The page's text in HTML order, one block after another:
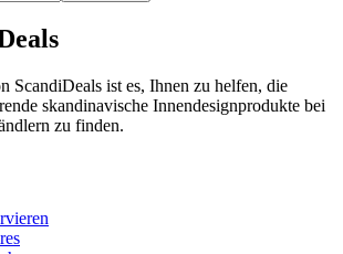
ScandiDeals ist es, Ihnen zu helfen, die
skandinavische Innendesignprodukte bei
zu finden.